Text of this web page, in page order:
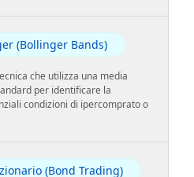
(Bollinger Bands)
che utilizza una media
per identificare la
condizioni di ipercomprato o
(Bond Trading)